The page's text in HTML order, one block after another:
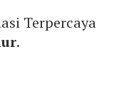
Terpercaya
.